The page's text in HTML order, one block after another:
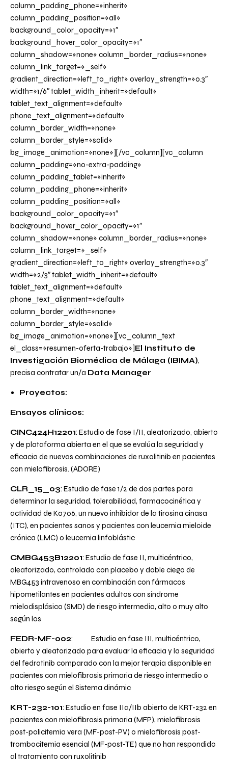
column_padding_phone=»inherit»
column_padding_position=»all»
background_color_opacity=»1″
background_hover_color_opacity=»1″
column_shadow=»none» column_border_radius=»none»
column_link_target=»_self»
gradient_direction=»left_to_right» overlay_strength=»0.3″
width=»1/6″ tablet_width_inherit=»default»
tablet_text_alignment=»default»
phone_text_alignment=»default»
column_border_width=»none»
column_border_style=»solid»
bg_image_animation=»none»][/vc_column][vc_column
column_padding=»no-extra-padding»
column_padding_tablet=»inherit»
column_padding_phone=»inherit»
column_padding_position=»all»
background_color_opacity=»1″
background_hover_color_opacity=»1″
column_shadow=»none» column_border_radius=»none»
column_link_target=»_self»
gradient_direction=»left_to_right» overlay_strength=»0.3″
width=»2/3″ tablet_width_inherit=»default»
tablet_text_alignment=»default»
phone_text_alignment=»default»
column_border_width=»none»
column_border_style=»solid»
bg_image_animation=»none»][vc_column_text
el_class=»resumen-oferta-trabajo»]El Instituto de
Investigación Biomédica de Málaga (IBIMA),
precisa contratar un/a Data Manager
Proyectos:
Ensayos clínicos:
CINC424H12201: Estudio de fase I/II, aleatorizado, abierto
y de plataforma abierta en el que se evalúa la seguridad y
eficacia de nuevas combinaciones de ruxolitinib en pacientes
con mielofibrosis. (ADORE)
CLR_15_03: Estudio de fase 1/2 de dos partes para
determinar la seguridad, tolerabilidad, farmacocinética y
actividad de K0706, un nuevo inhibidor de la tirosina cinasa
(ITC), en pacientes sanos y pacientes con leucemia mieloide
crónica (LMC) o leucemia linfoblástic
CMBG453B12201: Estudio de fase II, multicéntrico,
aleatorizado, controlado con placebo y doble ciego de
MBG453 intravenoso en combinación con fármacos
hipometilantes en pacientes adultos con síndrome
mielodisplásico (SMD) de riesgo intermedio, alto o muy alto
según los
FEDR-MF-002: Estudio en fase III, multicéntrico,
abierto y aleatorizado para evaluar la eficacia y la seguridad
del fedratinib comparado con la mejor terapia disponible en
pacientes con mielofibrosis primaria de riesgo intermedio o
alto riesgo según el Sistema dinámic
KRT-232-101: Estudio en fase IIa/IIb abierto de KRT-232 en
pacientes con mielofibrosis primaria (MFP), mielofibrosis
post-policitemia vera (MF-post-PV) o mielofibrosis post-
trombocitemia esencial (MF-post-TE) que no han respondido
al tratamiento con ruxolitinib